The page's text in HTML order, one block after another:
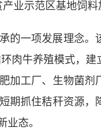
业示范区基地饲料
一项发展理念。
肉牛养殖模式，
加工厂、生物菌
期抓住秸秆资源
业态。